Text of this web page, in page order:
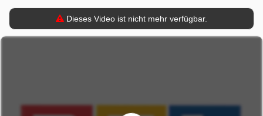
Dieses Video ist nicht mehr verfügbar.